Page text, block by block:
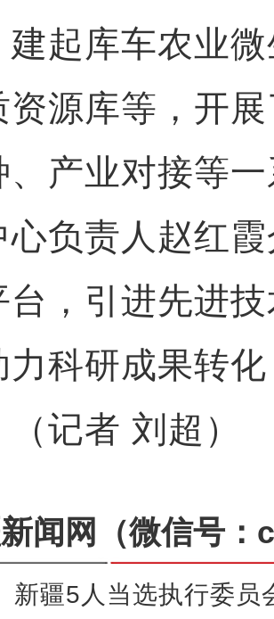
建起库车农业
资源库等，开
、产业对接等
责人赵红霞
台，引进先进
力科研成果转
记者 刘超）
闻网 （微信号
新疆5人当选执行委员